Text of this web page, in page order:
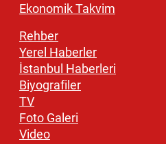
Ekonomik Takvim
Rehber
Yerel Haberler
İstanbul Haberleri
Biyografiler
TV
Foto Galeri
Video